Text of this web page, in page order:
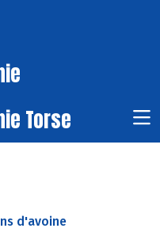
Torse
d'avoine